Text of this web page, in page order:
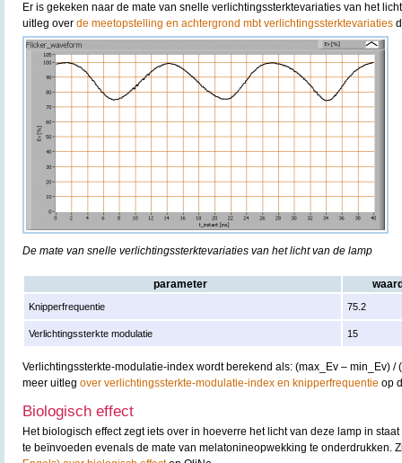
Er is gekeken naar de mate van snelle verlichtingssterktevariaties van het
uitleg over de meetopstelling en achtergrond mbt verlichtingssterktevariaties
De mate van snelle verlichtingssterktevariaties van het licht van de lamp
parameter
Knipperfrequentie 75.2
Verlichtingssterkte modulatie 15
Verlichtingssterkte-modulatie-index wordt berekend als: (max_Ev – min_Ev) /
meer uitleg over verlichtingssterkte-modulatie-index en knipperfrequentie op
Biologisch effect
Het biologisch effect zegt iets over in hoeverre het licht van deze lamp in
te beïnvoeden evenals de mate van melatonineopwekking te onderdrukken.